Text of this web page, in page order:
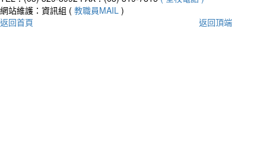
網站維護：資訊組 ( 教職員MAIL )
返回首頁
返回頂端